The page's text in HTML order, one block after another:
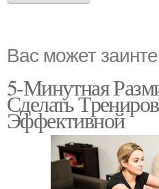
Вас может
5-Минутная
Сделать
Эффективной